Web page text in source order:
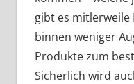
gibt es mitlerweile
binnen weniger
Produkte zum
Sicherlich wird